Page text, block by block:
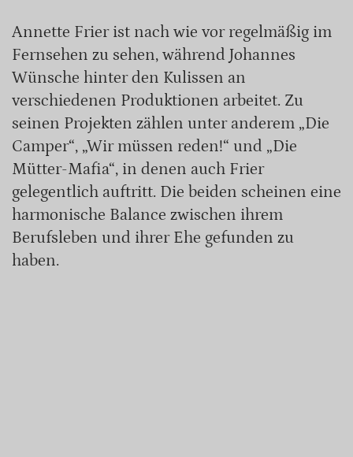
Annette Frier ist nach wie vor regelmäßig im
Fernsehen zu sehen, während Johannes
Wünsche hinter den Kulissen an
verschiedenen Produktionen arbeitet. Zu
seinen Projekten zählen unter anderem „Die
Camper“, „Wir müssen reden!“ und „Die
Mütter-Mafia“, in denen auch Frier
gelegentlich auftritt. Die beiden scheinen eine
harmonische Balance zwischen ihrem
Berufsleben und ihrer Ehe gefunden zu
haben.